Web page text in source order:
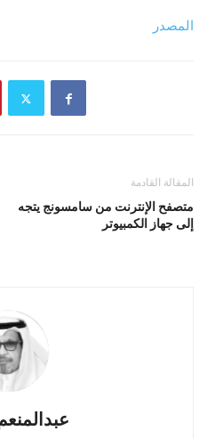
المصدر
المقالة القادمة
متصفح الإنترنت من سامسونج يتجه
إلى جهاز الكمبيوتر